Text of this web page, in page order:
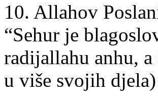
10. Allahov
“Sehur je
radijallahu anhu,
u više svojih djela)